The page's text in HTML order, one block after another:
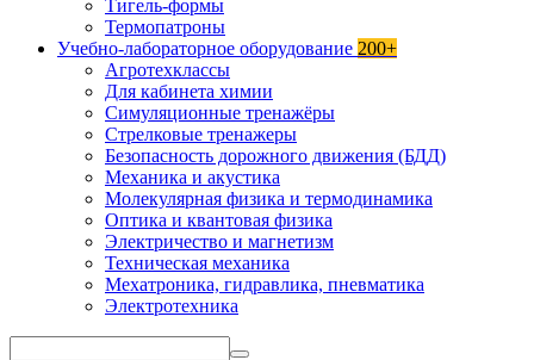
Тигель-формы
Термопатроны
Учебно-лабораторное оборудование 200+
Агротехклассы
Для кабинета химии
Симуляционные тренажёры
Стрелковые тренажеры
Безопасность дорожного движения (БДД)
Механика и акустика
Молекулярная физика и термодинамика
Оптика и квантовая физика
Электричество и магнетизм
Техническая механика
Мехатроника, гидравлика, пневматика
Электротехника